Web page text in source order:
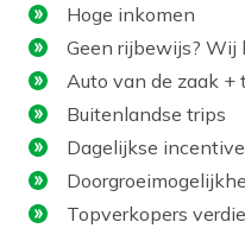
Hoge inkomen
Geen rijbewijs? Wij
Auto van de zaak +
Buitenlandse trips
Dagelijkse
Topverkopers